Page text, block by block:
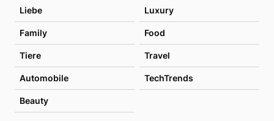
Liebe Luxury
Family Food
Tiere Travel
Automobile TechTrends
Beauty